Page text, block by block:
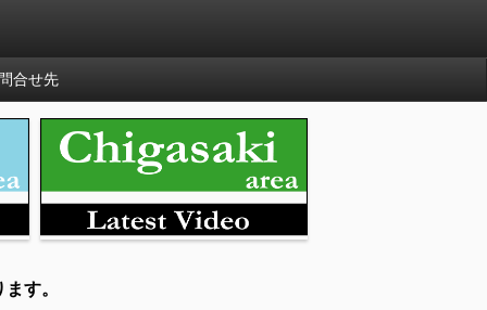
合せ先
す。